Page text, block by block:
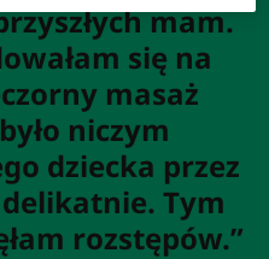
mam.
się na
masaż
niczym
dziecka przez
Tym
rozstępów.”